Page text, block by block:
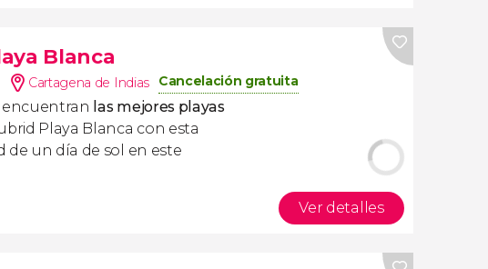
Blanca
Cartagena de Indias Cancelación gratuita
encuentran las mejores playas
Playa Blanca con esta
de un día de sol en este
Ver detalles